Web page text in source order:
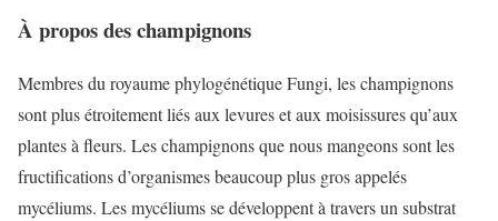
À propos des champignons
Membres du royaume phylogénétique Fungi, les champignons
sont plus étroitement liés aux levures et aux moisissures qu’aux
plantes à fleurs. Les champignons que nous mangeons sont les
fructifications d’organismes beaucoup plus gros appelés
mycéliums. Les mycéliums se développent à travers un substrat